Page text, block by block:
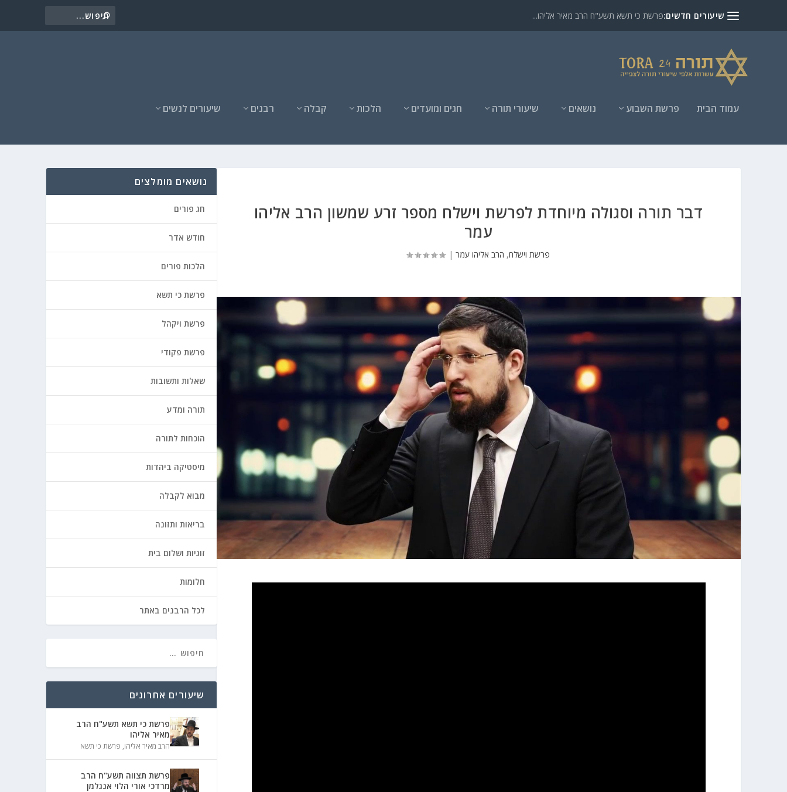
שיעורים חדשים:פרשת כי תשא תשע"ח הרב מאיר אליהו...
עמוד הבית פרשת השבוע נושאים שיעורי תורה חגים ומועדים הלכות קבלה רבנים שיעורים לנשים
דבר תורה וסגולה מיוחדת לפרשת וישלח מספר זרע שמשון הרב אליהו
עמר
פרשת וישלח, הרב אליהו עמר |
נושאים מומלצים
חג פורים
חודש אדר
הלכות פורים
פרשת כי תשא
פרשת ויקהל
פרשת פקודי
שאלות ותשובות
תורה ומדע
הוכחות לתורה
מיסטיקה ביהדות
מבוא לקבלה
בריאות ותזונה
זוגיות ושלום בית
חלומות
לכל הרבנים באתר
שיעורים אחרונים
פרשת כי תשא תשע"ח הרב
מאיר אליהו
הרב מאיר אליהו, פרשת כי תשא
פרשת תצווה תשע"ח הרב
מרדכי אורי הלוי אנגלמן